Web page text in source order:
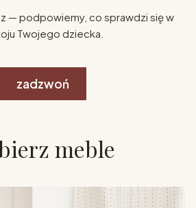
— podpowiemy, co sprawdzi się w
Twojego dziecka.
zadzwoń
meble